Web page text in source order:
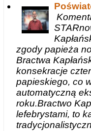
zgody papieża
Bractwa
konsekracje
papieskiego, co
automatyczną
roku.Bractwo
lefebrystami, to